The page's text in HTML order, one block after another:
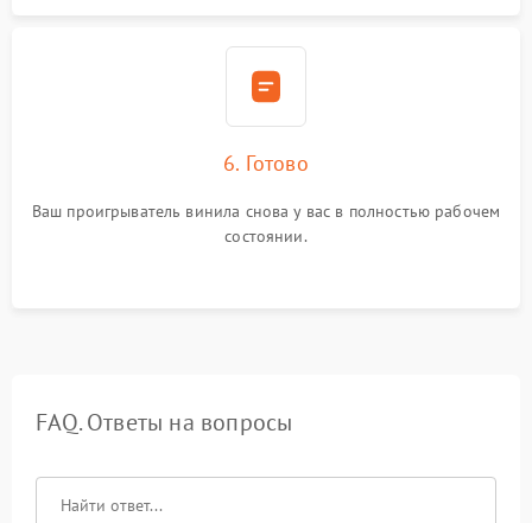
6. Готово
Ваш проигрыватель винила снова у вас в полностью рабочем
состоянии.
FAQ. Ответы на вопросы